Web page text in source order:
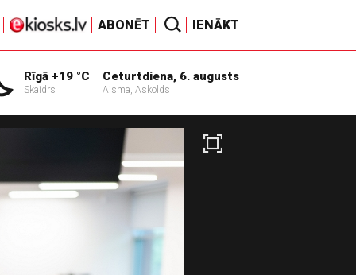
ABONĒT IENĀKT
Rīgā +19 °C
Skaidrs
Ceturtdiena, 6. augusts
Aisma, Askolds